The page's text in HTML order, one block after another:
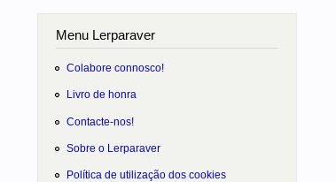
Menu Lerparaver
Colabore connosco!
Livro de honra
Contacte-nos!
Sobre o Lerparaver
Política de utilização dos cookies